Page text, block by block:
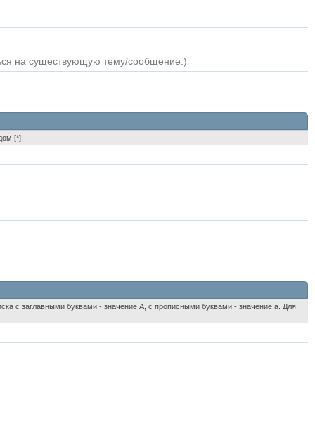
на существующую тему/сообщение.)
[*].
с заглавными буквами - значение A, с прописными буквами - значение а. Для